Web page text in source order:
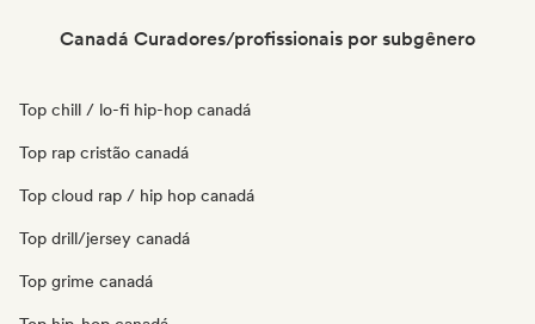
Canadá Curadores/profissionais por subgênero
Top chill / lo-fi hip-hop canadá
Top rap cristão canadá
Top cloud rap / hip hop canadá
Top drill/jersey canadá
Top grime canadá